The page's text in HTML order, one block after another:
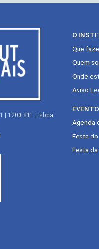
O
Que
Quem
Onde
Aviso
Agenda
Festa do
Festa
| 1200-811 Lisboa